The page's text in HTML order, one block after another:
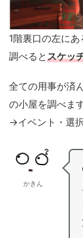
1階裏口の左に
調べるとスケッ
全ての用事が済
の小屋を調べます
→イベント・選
かきん